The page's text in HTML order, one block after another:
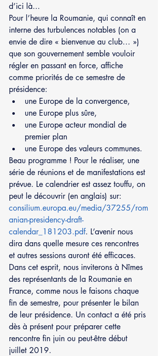
d’ici là...
Pour l’heure la Roumanie, qui connaît en
interne des turbulences notables (on a
envie de dire « bienvenue au club… »)
que son gouvernement semble vouloir
régler en passant en force, affiche
comme priorités de ce semestre de
présidence:
une Europe de la convergence,
une Europe plus sûre,
une Europe acteur mondial de
premier plan
une Europe des valeurs communes.
Beau programme ! Pour le réaliser, une
série de réunions et de manifestations est
prévue. Le calendrier est assez touffu, on
peut le découvrir (en anglais) sur:
consilium.europa.eu/media/37255/rom
anian-presidency-draft-
calendar_181203.pdf. L’avenir nous
dira dans quelle mesure ces rencontres
et autres sessions auront été efficaces.
Dans cet esprit, nous inviterons à Nîmes
des représentants de la Roumanie en
France, comme nous le faisons chaque
fin de semestre, pour présenter le bilan
de leur présidence. Un contact a été pris
dès à présent pour préparer cette
rencontre fin juin ou peut-être début
juillet 2019.